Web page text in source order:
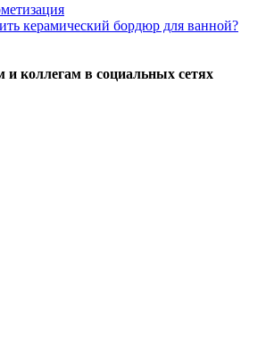
керамический бордюр для ванной?
и коллегам в социальных сетях